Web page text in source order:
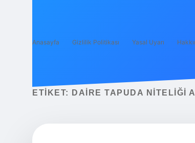
Anasayfa Gizlilik Politikası Yasal Uyarı
ETIKET: DAIRE TAPUDA NITELIĞI